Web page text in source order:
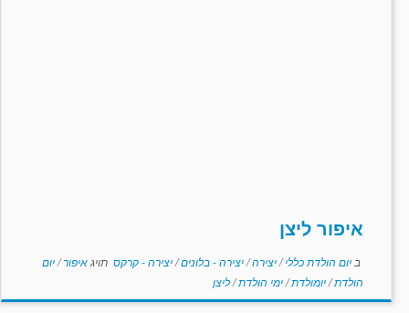
איפור ליצן
ב יום הולדת כללי/יצירה/יצירה - בלונים/יצירה - קרקס תויגאיפור/יום
הולדת/יומולדת/ימי הולדת/ליצן